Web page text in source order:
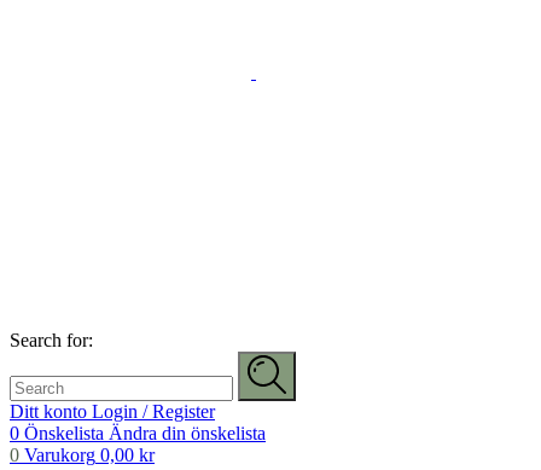
Search for:
Ditt konto Login / Register
0 Önskelista Ändra din önskelista
0 Varukorg 0,00 kr